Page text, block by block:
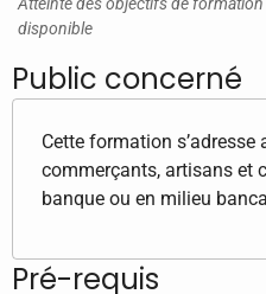
Atteinte des objectifs de
disponible
Public concerné
Cette formation
commerçants, artisans et
banque ou en milieu
Pré-requis